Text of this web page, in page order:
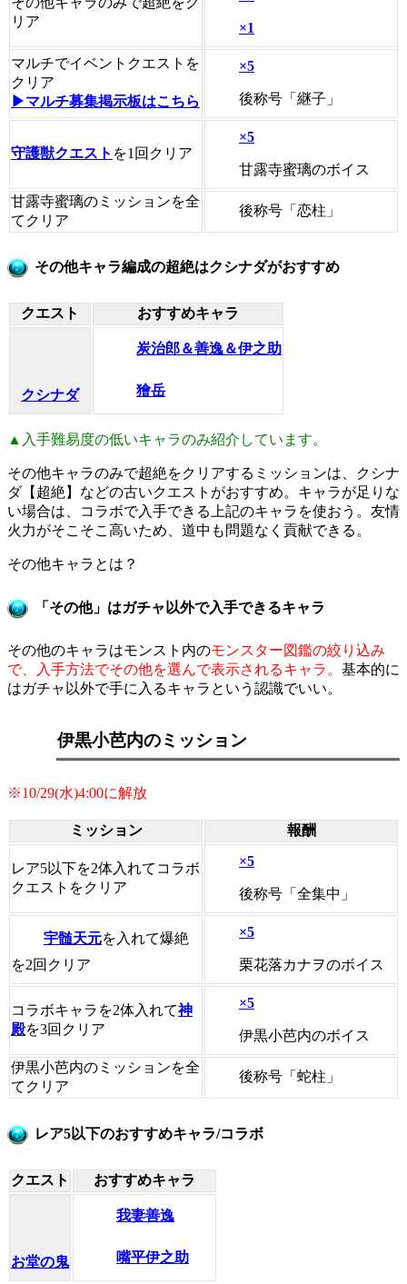
リア
×1
マルチでイベントクエストを
クリア
▶マルチ募集掲示板はこちら
×5
後称号「継子」
守護獣クエスト を1回クリア
×5
甘露寺蜜璃のボイス
甘露寺蜜璃のミッションを全
てクリア
後称号「恋柱」
その他キャラ編成の超絶はクシナダがおすすめ
クエスト おすすめキャラ
クシナダ
炭治郎＆善逸＆伊之助
獪岳
▲入手難易度の低いキャラのみ紹介しています。
その他キャラのみで超絶をクリアするミッションは、クシナ
ダ【超絶】などの古いクエストがおすすめ。キャラが足りな
い場合は、コラボで入手できる上記のキャラを使おう。友情
火力がそこそこ高いため、道中も問題なく貢献できる。
その他キャラとは？
「その他」はガチャ以外で入手できるキャラ
その他のキャラはモンスト内のモンスター図鑑の絞り込み
で、入手方法でその他を選んで表示されるキャラ。 基本的に
はガチャ以外で手に入るキャラという認識でいい。
伊黒小芭内のミッション
※10/29(水)4:00に解放
ミッション 報酬
レア5以下を2体入れてコラボ
クエストをクリア
×5
後称号「全集中」
宇髄天元を入れて爆絶
を2回クリア
×5
栗花落カナヲのボイス
コラボキャラを2体入れて神
殿を3回クリア
×5
伊黒小芭内のボイス
伊黒小芭内のミッションを全
てクリア
後称号「蛇柱」
レア5以下のおすすめキャラ/コラボ
クエスト おすすめキャラ
お堂の鬼
我妻善逸
嘴平伊之助